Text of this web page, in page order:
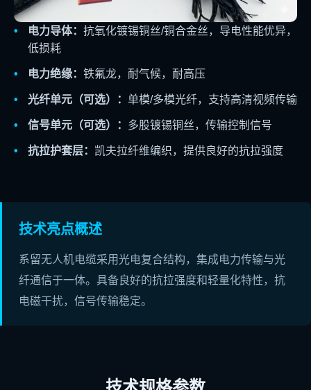
电力导体： 抗氧化镀锡铜丝/铜合金丝，导电性能优异，
低损耗
电力绝缘： 铁氟龙，耐气候，耐高压
光纤单元（可选）： 单模/多模光纤，支持高清视频传输
信号单元（可选）： 多股镀锡铜丝，传输控制信号
抗拉护套层： 凯夫拉纤维编织，提供良好的抗拉强度
技术亮点概述
系留无人机电缆采用光电复合结构，集成电力传输与光
纤通信于一体。具备良好的抗拉强度和轻量化特性，抗
电磁干扰，信号传输稳定。